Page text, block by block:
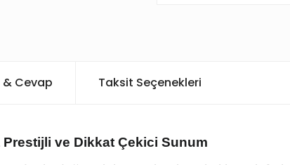
& Cevap Taksit Seçenekleri
ve Dikkat Çekici Sunum